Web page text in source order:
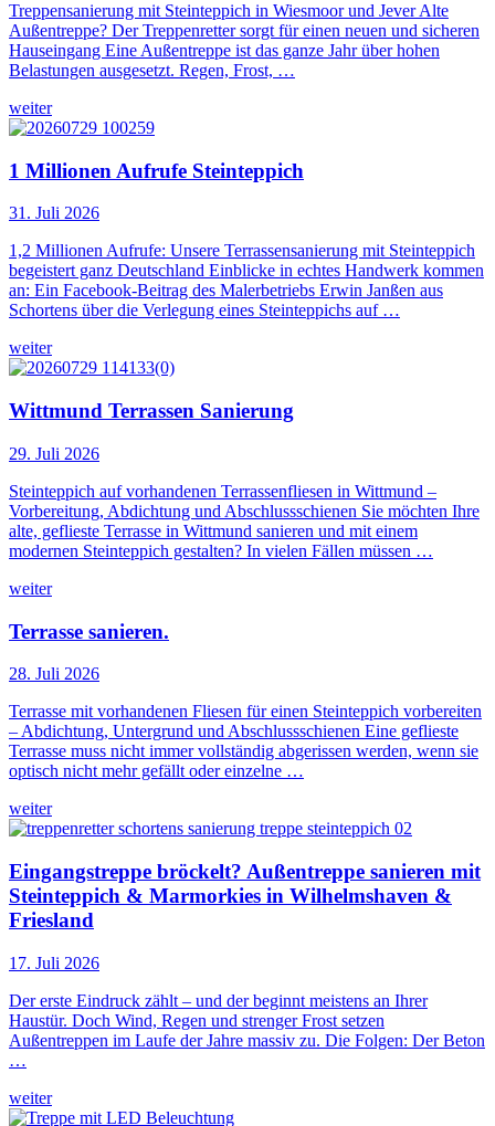
Treppensanierung mit Steinteppich in Wiesmoor und Jever Alte
Außentreppe? Der Treppenretter sorgt für einen neuen und sicheren
Hauseingang Eine Außentreppe ist das ganze Jahr über hohen
Belastungen ausgesetzt. Regen, Frost, …
weiter
1 Millionen Aufrufe Steinteppich
31. Juli 2026
1,2 Millionen Aufrufe: Unsere Terrassensanierung mit Steinteppich
begeistert ganz Deutschland Einblicke in echtes Handwerk kommen
an: Ein Facebook-Beitrag des Malerbetriebs Erwin Janßen aus
Schortens über die Verlegung eines Steinteppichs auf …
weiter
Wittmund Terrassen Sanierung
29. Juli 2026
Steinteppich auf vorhandenen Terrassenfliesen in Wittmund –
Vorbereitung, Abdichtung und Abschlussschienen Sie möchten Ihre
alte, geflieste Terrasse in Wittmund sanieren und mit einem
modernen Steinteppich gestalten? In vielen Fällen müssen …
weiter
Terrasse sanieren.
28. Juli 2026
Terrasse mit vorhandenen Fliesen für einen Steinteppich vorbereiten
– Abdichtung, Untergrund und Abschlussschienen Eine geflieste
Terrasse muss nicht immer vollständig abgerissen werden, wenn sie
optisch nicht mehr gefällt oder einzelne …
weiter
Eingangstreppe bröckelt? Außentreppe sanieren mit
Steinteppich & Marmorkies in Wilhelmshaven &
Friesland
17. Juli 2026
Der erste Eindruck zählt – und der beginnt meistens an Ihrer
Haustür. Doch Wind, Regen und strenger Frost setzen
Außentreppen im Laufe der Jahre massiv zu. Die Folgen: Der Beton
…
weiter